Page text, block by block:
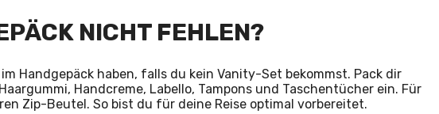
NICHT FEHLEN?
Handgepäck haben, falls du kein Vanity-Set bekommst. Pack dir
Handcreme, Labello, Tampons und Taschentücher ein. Für
Zip-Beutel. So bist du für deine Reise optimal vorbereitet.